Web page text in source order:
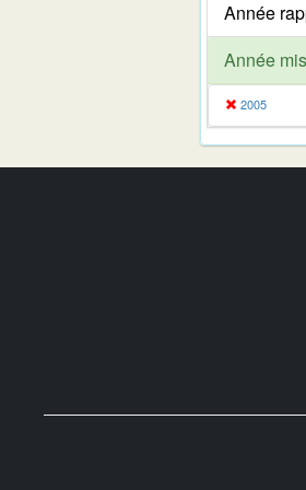
Année
Année
2005